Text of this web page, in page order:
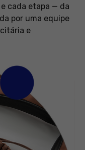
cada etapa — da
por uma equipe
e